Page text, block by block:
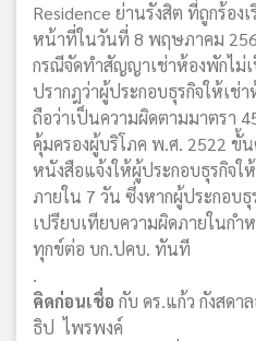
Residence ย่านรังสิต ที่ถูกร้อง
หน้าที่ในวันที่ 8 พฤษภาคม
กรณีจัดทำสัญญาเช่าห้องพักไม่
ปรากฎว่าผู้ประกอบธุรกิจให้เช่
ถือว่าเป็นความผิดตามมาตรา
คุ้มครองผู้บริโภค พ.ศ. 2522 ขั้
หนังสือแจ้งให้ผู้ประกอบธุรกิจใ
ภายใน 7 วัน ซึ่งหากผู้ประกอบ
เปรียบเทียบความผิดภายในกำ
ทุกข์ต่อ บก.ปคบ. ทันที
.
คิดก่อนเชื่อ กับ ดร.แก้ว กังสด
ธิป ไพรพงค์